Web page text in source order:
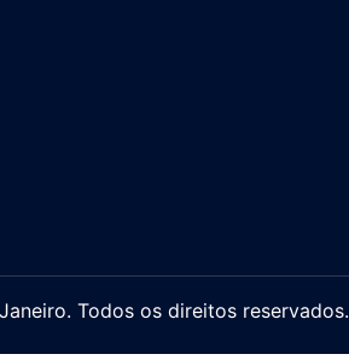
Todos os direitos reservados.